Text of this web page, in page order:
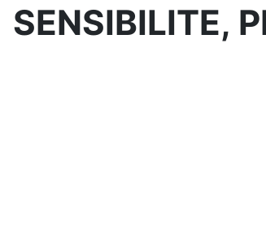
SENSIBILITE,